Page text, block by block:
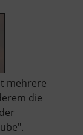
mehrere
die